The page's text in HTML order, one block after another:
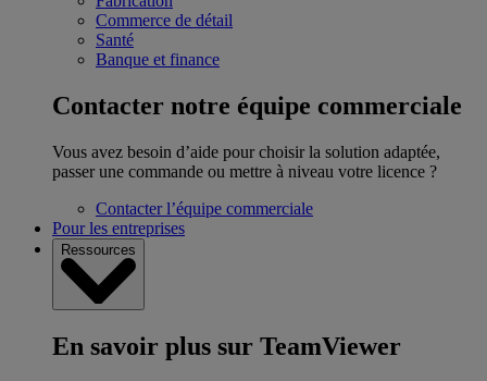
Commerce de détail
Santé
Banque et finance
Contacter notre équipe commerciale
Vous avez besoin d’aide pour choisir la solution adaptée,
passer une commande ou mettre à niveau votre licence ?
Contacter l’équipe commerciale
Pour les entreprises
Ressources
En savoir plus sur TeamViewer